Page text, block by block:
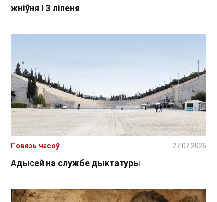
жніўня і 3 ліпеня
Адысей на службе дыктатуры
Повязь часоў 27.07.2026